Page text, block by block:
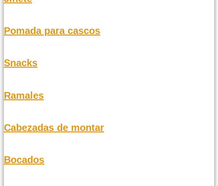
Pomada para cascos
Snacks
Ramales
Cabezadas de montar
Bocados